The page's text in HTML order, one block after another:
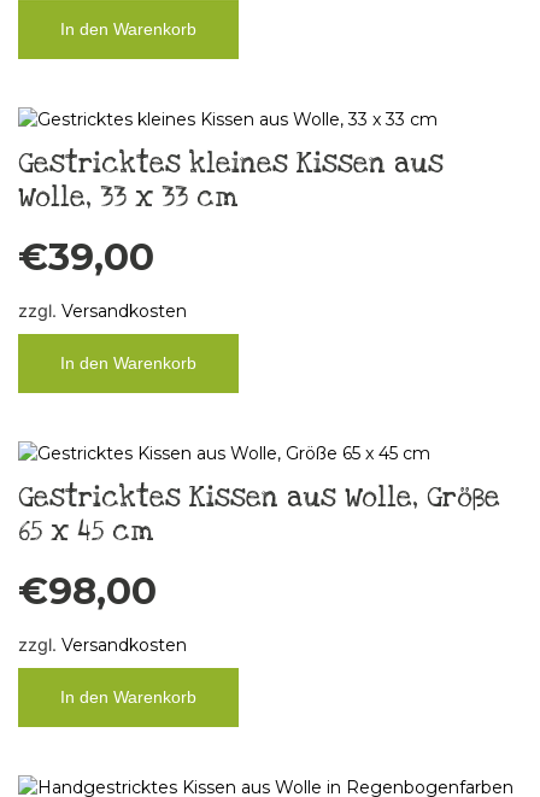
In den Warenkorb
Gestricktes kleines Kissen aus
Wolle, 33 x 33 cm
€39,00
zzgl. Versandkosten
In den Warenkorb
Gestricktes Kissen aus Wolle, Größe
65 x 45 cm
€98,00
zzgl. Versandkosten
In den Warenkorb